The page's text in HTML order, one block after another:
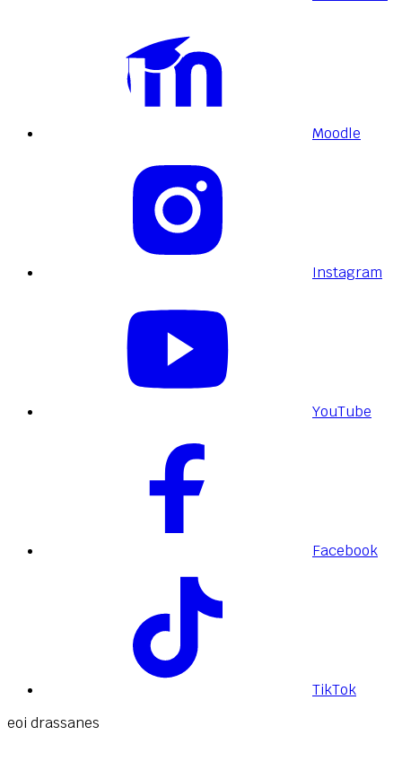
Moodle
Instagram
YouTube
Facebook
TikTok
eoi drassanes